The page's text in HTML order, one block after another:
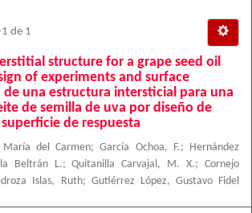
de 1
structure for a grape seed oil
of experiments and surface
de una estructura intersticial para una
de semilla de uva por diseño de
de respuesta
del Carmen;García Ochoa, F.;
Hernández
Beltrán L.;Quitanilla Carvajal, M. X.;Cornejo
Islas, Ruth; Gutiérrez López, Gustavo Fidel